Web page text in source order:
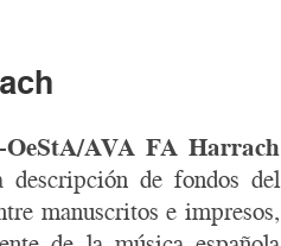
OeStA/AVA FA Harrach
descripción de fondos del
manuscritos e impresos,